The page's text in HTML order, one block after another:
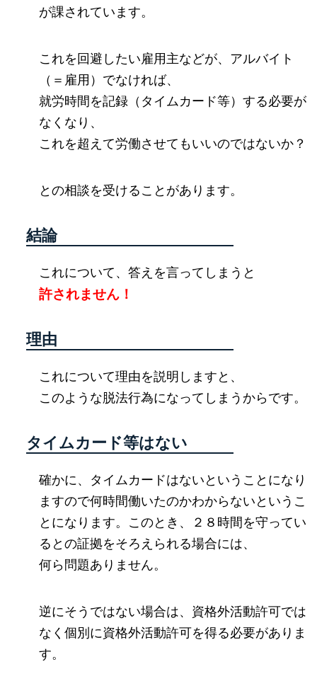
が課されています。
これを回避したい雇用主などが、アルバイト
（＝雇用）でなければ、
就労時間を記録（タイムカード等）する必要が
なくなり、
これを超えて労働させてもいいのではないか？
との相談を受けることがあります。
結論
これについて、答えを言ってしまうと
許されません！
理由
これについて理由を説明しますと、
このような脱法行為になってしまうからです。
タイムカード等はない
確かに、タイムカードはないということになり
ますので何時間働いたのかわからないというこ
とになります。このとき、２８時間を守ってい
るとの証拠をそろえられる場合には、
何ら問題ありません。
逆にそうではない場合は、資格外活動許可では
なく個別に資格外活動許可を得る必要がありま
す。